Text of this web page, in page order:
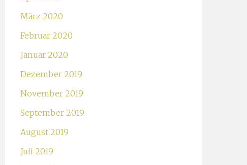
März 2020
Februar 2020
Januar 2020
Dezember 2019
November 2019
September 2019
August 2019
Juli 2019